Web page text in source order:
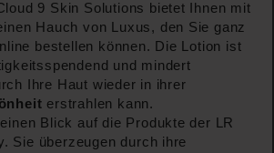
9 Skin Solutions bietet Ihnen mit
Hauch von Luxus, den Sie ganz
bestellen können. Die Lotion ist
und mindert
Ihre Haut wieder in ihrer
erstrahlen kann.
Blick auf die Produkte der LR
Sie überzeugen durch ihre